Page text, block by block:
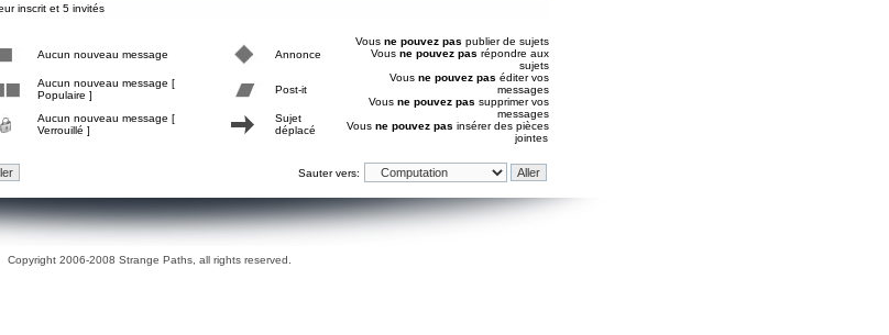
inscrit et 5 invités
Aucun nouveau message Annonce
Aucun nouveau message [
Populaire ]
Post-it
Aucun nouveau message [
Verrouillé ]
Sujet
déplacé
Vous ne pouvez pas publier de sujets
Vous ne pouvez pas répondre aux
sujets
Vous ne pouvez pas éditer vos
messages
Vous ne pouvez pas supprimer vos
messages
Vous ne pouvez pas insérer des pièces
jointes
Sauter vers:
Copyright 2006-2008 Strange Paths, all rights reserved.